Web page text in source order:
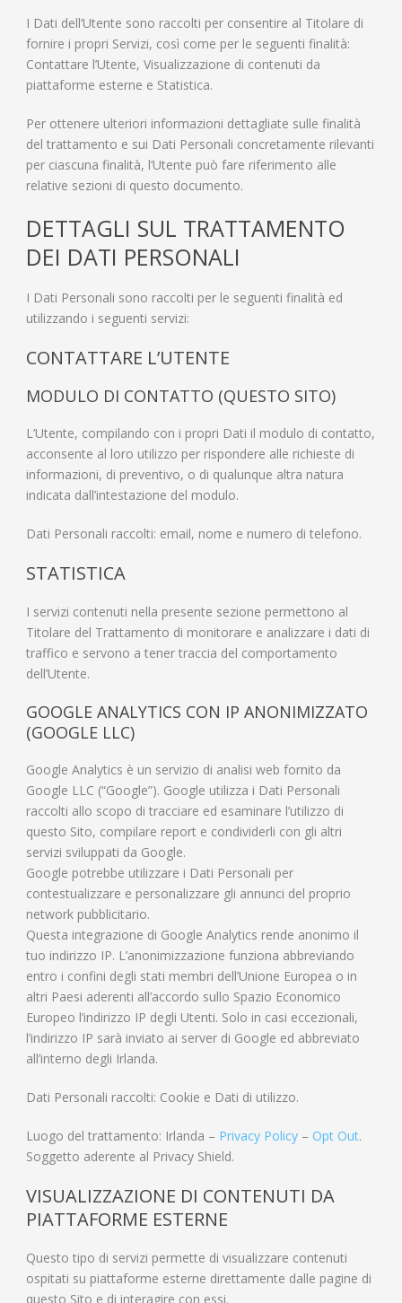
I Dati dell’Utente sono raccolti per consentire al Titolare di
fornire i propri Servizi, così come per le seguenti finalità:
Contattare l’Utente, Visualizzazione di contenuti da
piattaforme esterne e Statistica.
Per ottenere ulteriori informazioni dettagliate sulle finalità
del trattamento e sui Dati Personali concretamente rilevanti
per ciascuna finalità, l’Utente può fare riferimento alle
relative sezioni di questo documento.
DETTAGLI SUL TRATTAMENTO
DEI DATI PERSONALI
I Dati Personali sono raccolti per le seguenti finalità ed
utilizzando i seguenti servizi:
CONTATTARE L’UTENTE
MODULO DI CONTATTO (QUESTO SITO)
L’Utente, compilando con i propri Dati il modulo di contatto,
acconsente al loro utilizzo per rispondere alle richieste di
informazioni, di preventivo, o di qualunque altra natura
indicata dall’intestazione del modulo.
Dati Personali raccolti: email, nome e numero di telefono.
STATISTICA
I servizi contenuti nella presente sezione permettono al
Titolare del Trattamento di monitorare e analizzare i dati di
traffico e servono a tener traccia del comportamento
dell’Utente.
GOOGLE ANALYTICS CON IP ANONIMIZZATO
(GOOGLE LLC)
Google Analytics è un servizio di analisi web fornito da
Google LLC (“Google”). Google utilizza i Dati Personali
raccolti allo scopo di tracciare ed esaminare l’utilizzo di
questo Sito, compilare report e condividerli con gli altri
servizi sviluppati da Google.
Google potrebbe utilizzare i Dati Personali per
contestualizzare e personalizzare gli annunci del proprio
network pubblicitario.
Questa integrazione di Google Analytics rende anonimo il
tuo indirizzo IP. L’anonimizzazione funziona abbreviando
entro i confini degli stati membri dell’Unione Europea o in
altri Paesi aderenti all’accordo sullo Spazio Economico
Europeo l’indirizzo IP degli Utenti. Solo in casi eccezionali,
l’indirizzo IP sarà inviato ai server di Google ed abbreviato
all’interno degli Irlanda.
Dati Personali raccolti: Cookie e Dati di utilizzo.
Luogo del trattamento: Irlanda – Privacy Policy – Opt Out.
Soggetto aderente al Privacy Shield.
VISUALIZZAZIONE DI CONTENUTI DA
PIATTAFORME ESTERNE
Questo tipo di servizi permette di visualizzare contenuti
ospitati su piattaforme esterne direttamente dalle pagine di
questo Sito e di interagire con essi.